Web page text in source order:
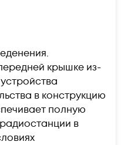
крышке из-
в конструкцию
полную
в